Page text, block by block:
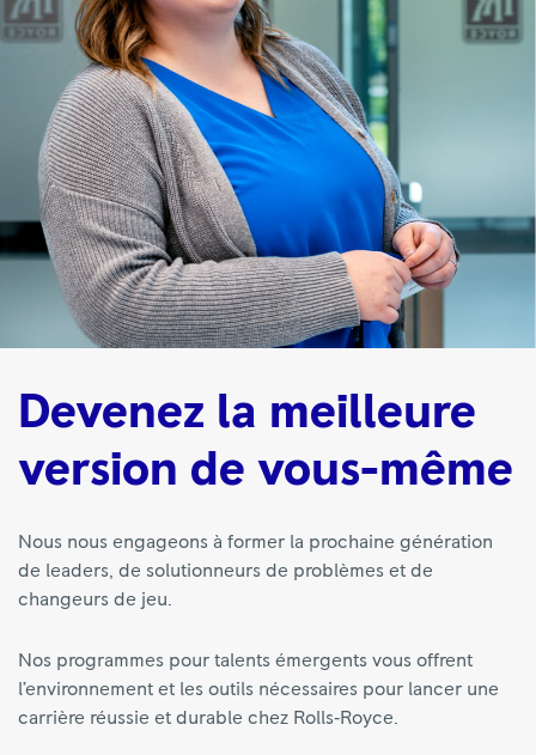
Devenez la meilleure
version de vous-même
Nous nous engageons à former la prochaine génération
de leaders, de solutionneurs de problèmes et de
changeurs de jeu.
Nos programmes pour talents émergents vous offrent
l’environnement et les outils nécessaires pour lancer une
carrière réussie et durable chez Rolls‑Royce.